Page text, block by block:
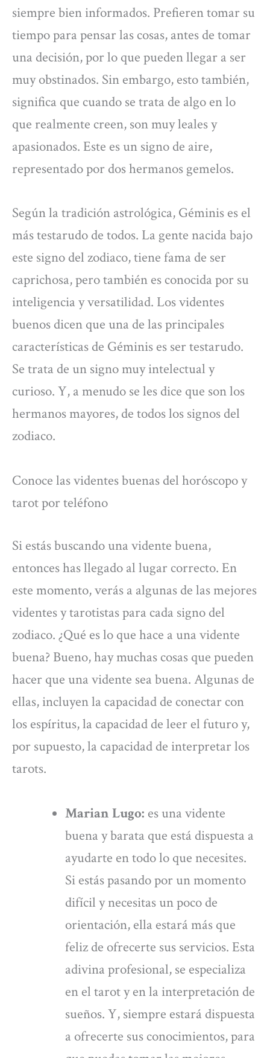
siempre bien informados. Prefieren tomar su
tiempo para pensar las cosas, antes de tomar
una decisión, por lo que pueden llegar a ser
muy obstinados. Sin embargo, esto también,
significa que cuando se trata de algo en lo
que realmente creen, son muy leales y
apasionados. Este es un signo de aire,
representado por dos hermanos gemelos.
Según la tradición astrológica, Géminis es el
más testarudo de todos. La gente nacida bajo
este signo del zodiaco, tiene fama de ser
caprichosa, pero también es conocida por su
inteligencia y versatilidad. Los videntes
buenos dicen que una de las principales
características de Géminis es ser testarudo.
Se trata de un signo muy intelectual y
curioso. Y, a menudo se les dice que son los
hermanos mayores, de todos los signos del
zodiaco.
Conoce las videntes buenas del horóscopo y
tarot por teléfono
Si estás buscando una vidente buena,
entonces has llegado al lugar correcto. En
este momento, verás a algunas de las mejores
videntes y tarotistas para cada signo del
zodiaco. ¿Qué es lo que hace a una vidente
buena? Bueno, hay muchas cosas que pueden
hacer que una vidente sea buena. Algunas de
ellas, incluyen la capacidad de conectar con
los espíritus, la capacidad de leer el futuro y,
por supuesto, la capacidad de interpretar los
tarots.
Marian Lugo: es una vidente
buena y barata que está dispuesta a
ayudarte en todo lo que necesites.
Si estás pasando por un momento
difícil y necesitas un poco de
orientación, ella estará más que
feliz de ofrecerte sus servicios. Esta
adivina profesional, se especializa
en el tarot y en la interpretación de
sueños. Y, siempre estará dispuesta
a ofrecerte sus conocimientos, para